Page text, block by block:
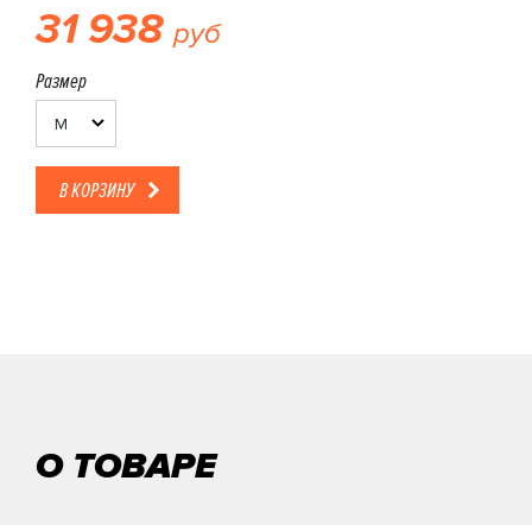
31 938 руб
Размер
M
В КОРЗИНУ
О ТОВАРЕ